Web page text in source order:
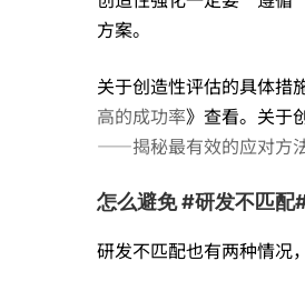
方案。
关于创造性评估的具体措
高的成功率》查看。关于
——揭秘最有效的应对方
怎么避免 #研发不匹配
研发不匹配也有两种情况